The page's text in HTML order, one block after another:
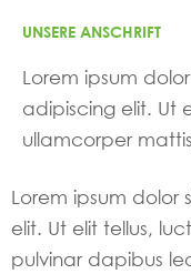
UNSERE ANSCHRIFT
Lorem ipsum
adipiscing elit. Ut
ullamcorper
Lorem ipsum
elit. Ut elit tellus,
pulvinar dapibus